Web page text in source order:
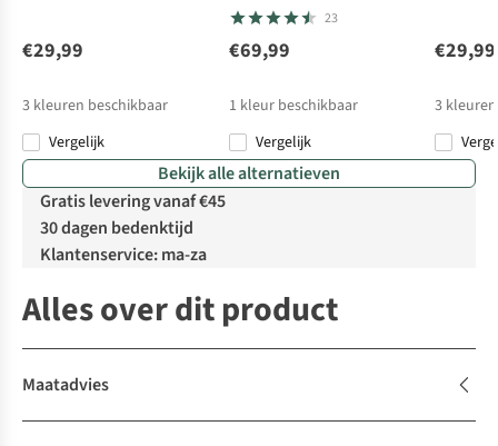
€29,99
3 kleuren beschikbaar
Vergelijk
23
€69,99
1 kleur beschikbaar
Vergelijk
€29,99
3
Bekijk alle alternatieven
Gratis levering vanaf €45
30 dagen bedenktijd
Klantenservice: ma-za
Alles over dit product
Maatadvies